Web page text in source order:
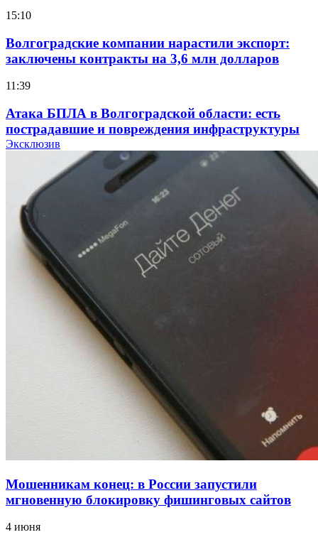
15:10
Волгоградские компании нарастили экспорт:
заключены контракты на 3,6 млн долларов
11:39
Атака БПЛА в Волгоградской области: есть
пострадавшие и повреждения инфраструктуры
Волгоградские вузы в топе зарплатного
рейтинга: ВолгГТУ и ВолгГМУ вошли в топ‑15
для химической отрасли и фармацевтики
18:39
В Красноармейском районе Волгограда стартует
конкурс на ремонт моста через Волго‑Донской
судоходный канал
Фестиваль #ТриЧетыре в Волгограде пройдёт
11–13 сентября в рамках Года единства народов
Эксклюзив
Мошенникам конец: в России запустили
мгновенную блокировку фишинговых сайтов
4 июня